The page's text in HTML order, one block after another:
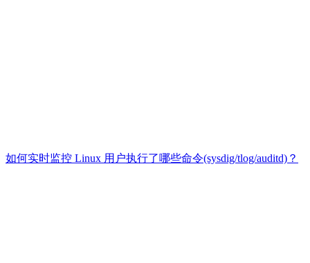
如何实时监控 Linux 用户执行了哪些命令(sysdig/tlog/auditd)？